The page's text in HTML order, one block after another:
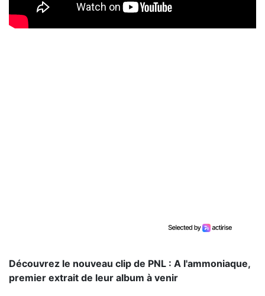
Découvrez le nouveau clip de PNL : A l'ammoniaque,
premier extrait de leur album à venir